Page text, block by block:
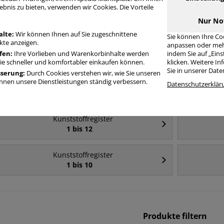
Häufig gesucht
A4
Kunststoffregister
Kunststoffregister
1 bis 12
Kunststoffregister
1 bis 10
Produkte filtern
zu bieten, verwenden wir Cookies. Die Vorteile
Wir können Ihnen auf Sie zugeschnittene
anzeigen.
Ihre Vorlieben und Warenkorbinhalte werden
schneller und komfortabler einkaufen können.
Durch Cookies verstehen wir, wie Sie unseren
unsere Dienstleistungen ständig verbessern.
Nur
Sie können Ihre
anpassen oder
indem Sie auf
klicken. Weitere
Sie in unserer